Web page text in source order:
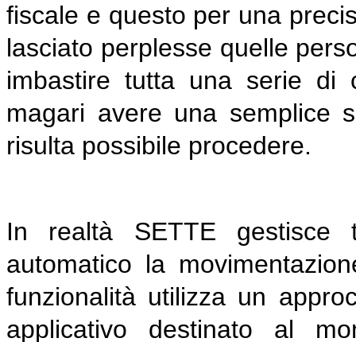
fiscale e questo per una
lasciato perplesse quelle
imbastire tutta una serie di
magari avere una semplice
risulta possibile procedere.
In realtà SETTE gestisce
automatico la
funzionalità utilizza un
applicativo destinato al